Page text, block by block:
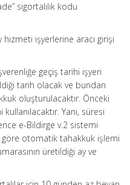
sigortalılık kodu
işyerlerine aracı girişi
geçiş tarihi işyeri
tarih olacak ve bundan
oluşturulacaktır. Önceki
Yani, süresi
e-Bildirge v.2 sistemi
otomatik tahakkuk işlemi
üretildiği ay ve